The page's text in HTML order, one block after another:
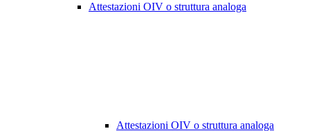
Attestazioni OIV o struttura analoga
Attestazioni OIV o struttura analoga